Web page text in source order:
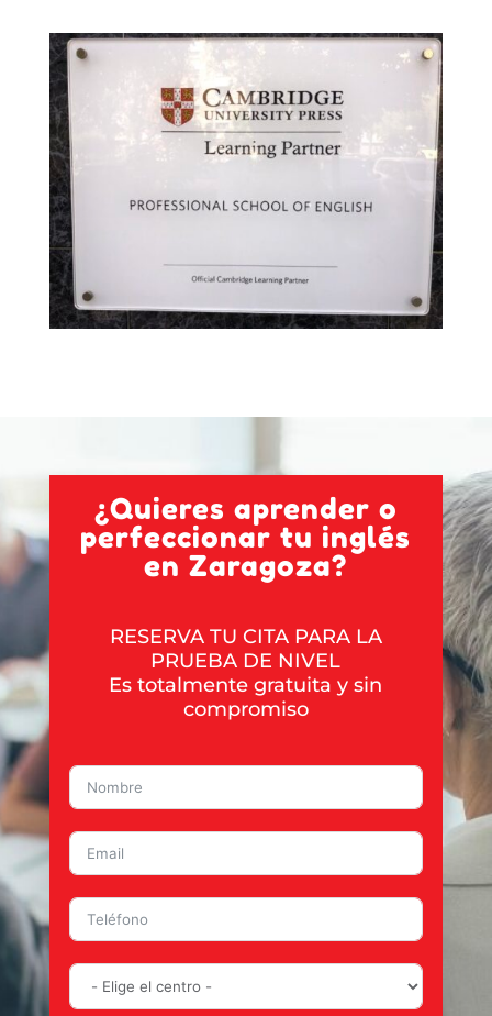
¿Quieres aprender o
perfeccionar tu inglés
en Zaragoza?
RESERVA TU CITA PARA LA
PRUEBA DE NIVEL
Es totalmente gratuita y sin
compromiso